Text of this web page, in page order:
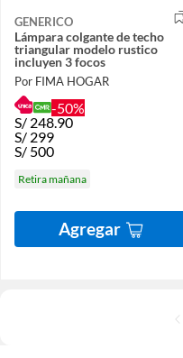
GENERICO
Lámpara colgante de techo
triangular modelo rustico
incluyen 3 focos
Por FIMA HOGAR
-50%
S/ 248.90
S/ 299
S/ 500
Retira mañana
Agregar